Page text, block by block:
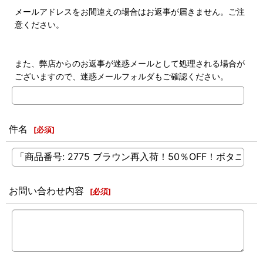
メールアドレスをお間違えの場合はお返事が届きません。ご注
意ください。
また、弊店からのお返事が迷惑メールとして処理される場合が
ございますので、迷惑メールフォルダもご確認ください。
件名 [必須]
お問い合わせ内容 [必須]